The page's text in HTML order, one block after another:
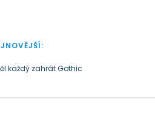
každý zahrát Gothic